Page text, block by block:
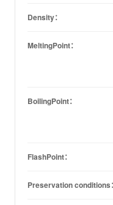
Density：
MeltingPoint：
BoilingPoint：
FlashPoint：
Preservation conditions：